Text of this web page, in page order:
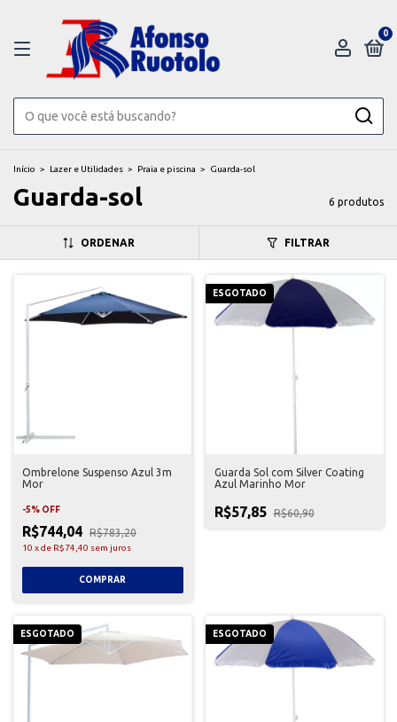
0
Início > Lazer e Utilidades > Praia e piscina > Guarda-sol
Guarda-sol 6 produtos
ORDENAR FILTRAR
Ombrelone Suspenso Azul 3m
Mor
-5% OFF
R$744,04 R$783,20
10 xde R$74,40 sem juros
ESGOTADO
Guarda Sol com Silver Coating
Azul Marinho Mor
R$57,85 R$60,90
ESGOTADO ESGOTADO